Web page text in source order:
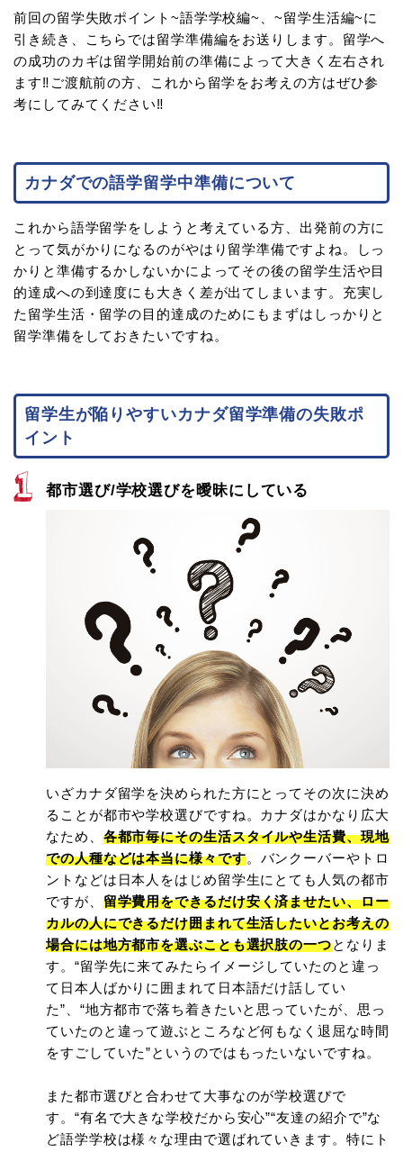
前回の留学失敗ポイント~語学学校編~、~留学生活編~に
引き続き、こちらでは留学準備編をお送りします。留学へ
の成功のカギは留学開始前の準備によって大きく左右され
ます‼ご渡航前の方、これから留学をお考えの方はぜひ参
考にしてみてください‼
カナダでの語学留学中準備について
これから語学留学をしようと考えている方、出発前の方に
とって気がかりになるのがやはり留学準備ですよね。しっ
かりと準備するかしないかによってその後の留学生活や目
的達成への到達度にも大きく差が出てしまいます。充実し
た留学生活・留学の目的達成のためにもまずはしっかりと
留学準備をしておきたいですね。
留学生が陥りやすいカナダ留学準備の失敗ポ
イント
都市選び/学校選びを曖昧にしている
いざカナダ留学を決められた方にとってその次に決め
ることが都市や学校選びですね。カナダはかなり広大
なため、 各都市毎にその生活スタイルや生活費、現地
での人種などは本当に様々です。バンクーバーやトロ
ントなどは日本人をはじめ留学生にとても人気の都市
ですが、 留学費用をできるだけ安く済ませたい、ロー
カルの人にできるだけ囲まれて生活したいとお考えの
場合には地方都市を選ぶことも選択肢の一つとなりま
す。“留学先に来てみたらイメージしていたのと違っ
て日本人ばかりに囲まれて日本語だけ話してい
た”、“地方都市で落ち着きたいと思っていたが、思っ
ていたのと違って遊ぶところなど何もなく退屈な時間
をすごしていた”というのではもったいないですね。
また都市選びと合わせて大事なのが学校選びで
す。“有名で大きな学校だから安心”“友達の紹介で”な
ど語学学校は様々な理由で選ばれていきます。特にト